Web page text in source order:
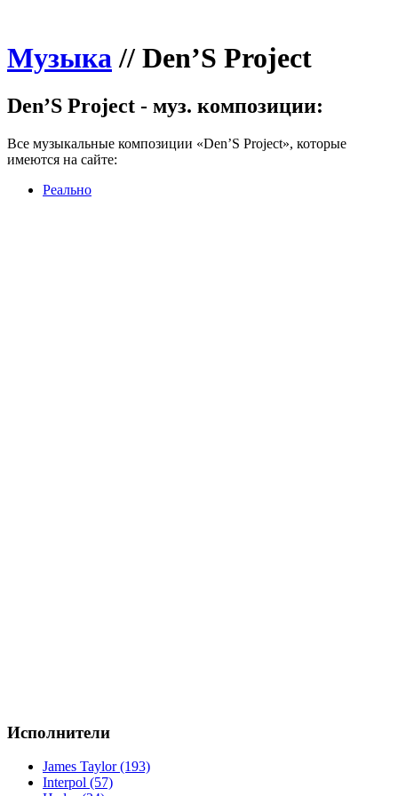
Музыка// Den’S Project
Den’S Project - муз. композиции:
Все музыкальные композиции «Den’S Project», которые
имеются на сайте:
Реально
Исполнители
James Taylor (193)
Interpol (57)